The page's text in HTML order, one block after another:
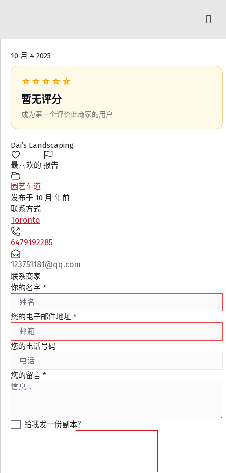
10 月 4 2025
☆☆☆☆☆
暂无评分
成为第一个评价此商家的用户
Dai’s Landscaping
最喜欢的 报告
园艺车道
发布于 10 月 年前
联系方式
Toronto
6479192285
123751181@qq.com
联系商家
你的名字 *
您的电子邮件地址 *
您的电话号码
您的留言 *
给我发一份副本？